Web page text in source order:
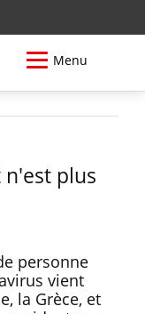
Menu
plus
personne
vient
la Grèce, et